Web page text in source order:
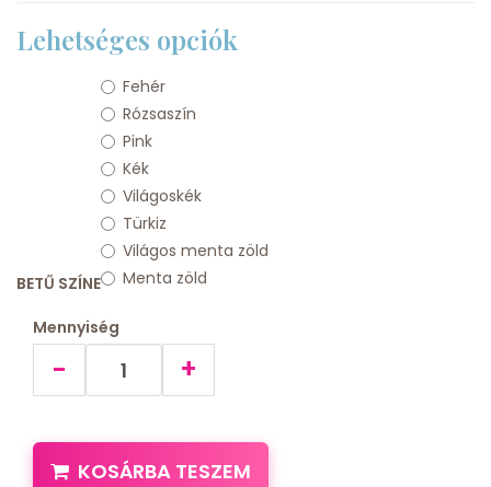
Lehetséges opciók
BETŰ SZÍNE
Fehér
Rózsaszín
Pink
Kék
Világoskék
Türkiz
Világos menta zöld
Menta zöld
Mennyiség
- +
KOSÁRBA TESZEM